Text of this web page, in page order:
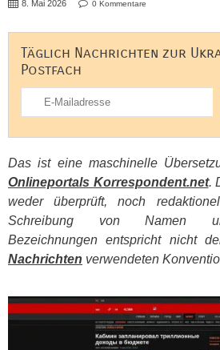
8. Mai 2026 0 Kommentare
Täglich Nachrichten zur
Postfach
Das ist eine maschinelle
Onlineportals Korrespondent.net.
weder überprüft, noch
Schreibung von Namen
Bezeichnungen entspricht nicht
Nachrichten verwendeten